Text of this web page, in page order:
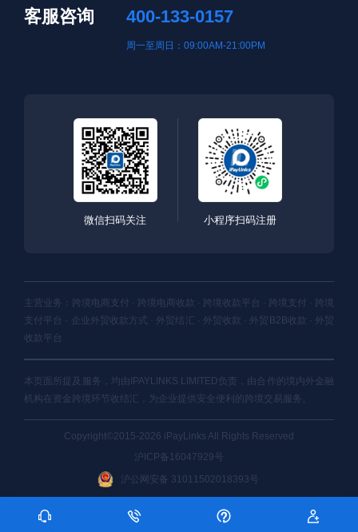
客服咨询 400-133-0157
周一至周日：09:00AM-21:00PM
微信扫码关注 小程序扫码注册
主营业务：跨境电商支付 · 跨境电商收款 · 跨境收款平台 · 跨境支付 · 跨境
支付平台 · 企业外贸收款方式 · 外贸结汇 · 外贸收款 · 外贸B2B收款 · 外贸
收款平台
本页面所提及服务，均由IPAYLINKS LIMITED负责，由合作的境内外金融
机构在资金跨境环节收结汇，为企业提供安全便利的跨境交易服务。
Copyright©2015-2026 iPayLinks All Rights Reserved
沪ICP备16047929号
沪公网安备 31011502018393号